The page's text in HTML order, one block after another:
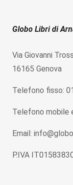
Globo Libri di
Via Giovanni
16165 Genova
Telefono fisso:
Telefono mobile
Email:
P.IVA